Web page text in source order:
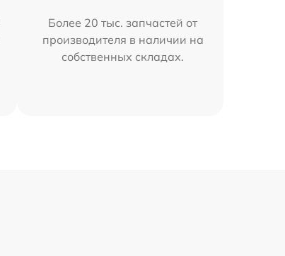
Более 20 тыс. запчастей от
производителя в наличии на
собственных складах.